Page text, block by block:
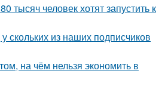
тысяч человек хотят запустить к
скольких из наших подписчиков
на чём нельзя экономить в